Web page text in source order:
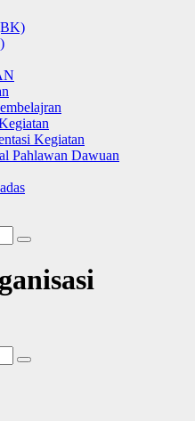
Kegiatan
Pahlawan Dawuan